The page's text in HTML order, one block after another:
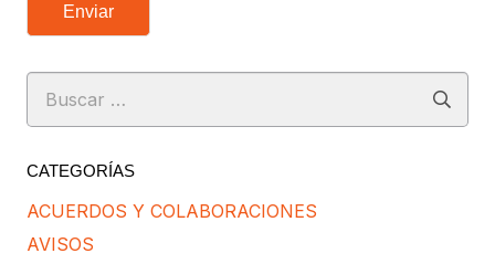
Enviar
Buscar:
CATEGORÍAS
ACUERDOS Y COLABORACIONES
AVISOS